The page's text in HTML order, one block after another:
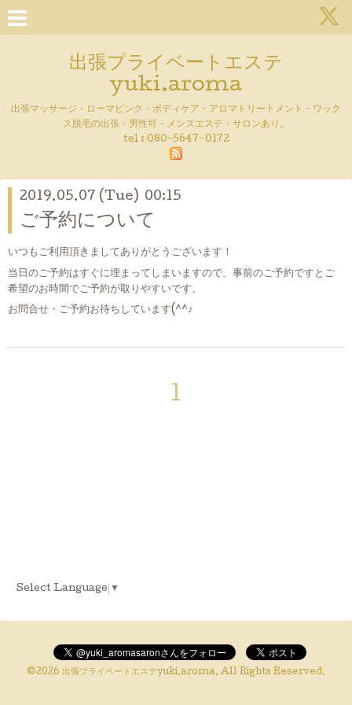
出張プライベートエステ
yuki.aroma
出張マッサージ・ローマピンク・ボディケア・アロマトリートメント・ワック
ス脱毛の出張・男性可・メンズエステ・サロンあり。
tel : 080-5647-0172
2019.05.07 (Tue) 00:15
ご予約について
いつもご利用頂きましてありがとうございます！
当日のご予約はすぐに埋まってしまいますので、事前のご予約ですとご
希望のお時間でご予約が取りやすいです。
お問合せ・ご予約お待ちしています(^^♪
1
Select Language ▼
©2026 出張プライベートエステyuki.aroma. All Rights Reserved.